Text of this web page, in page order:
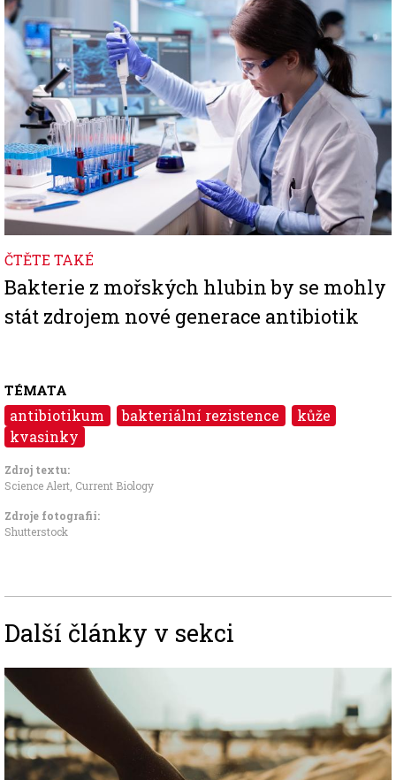
ČTĚTE TAKÉ
Bakterie z mořských hlubin by se mohly
stát zdrojem nové generace antibiotik
TÉMATA
antibiotikum bakteriální rezistence
kůže
kvasinky
Zdroj textu:
Science Alert Current Biology
Zdroje fotografii:
Shutterstock
Další články v sekci
Image